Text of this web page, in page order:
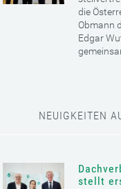
die
Obmann
Edgar
NEUIGKEITEN
stellt